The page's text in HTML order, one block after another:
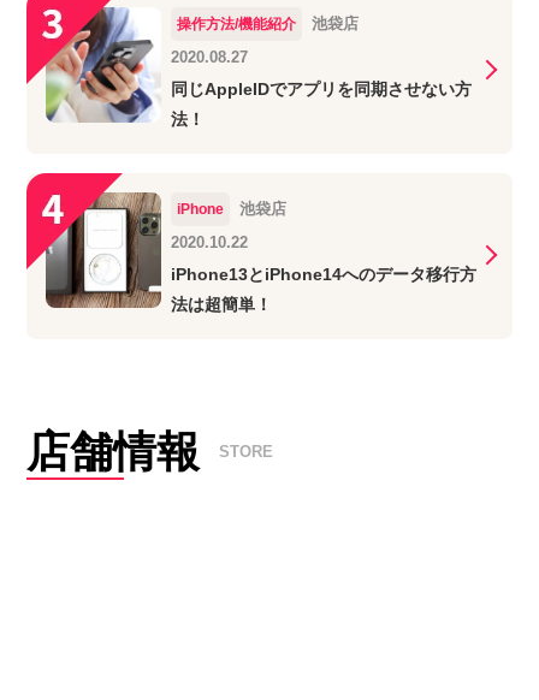
操作方法/機能紹介
池袋店
2020.08.27
同じAppleIDでアプリを同期させない方
法！
iPhone
池袋店
2020.10.22
iPhone13とiPhone14へのデータ移行方
法は超簡単！
店舗情報 STORE